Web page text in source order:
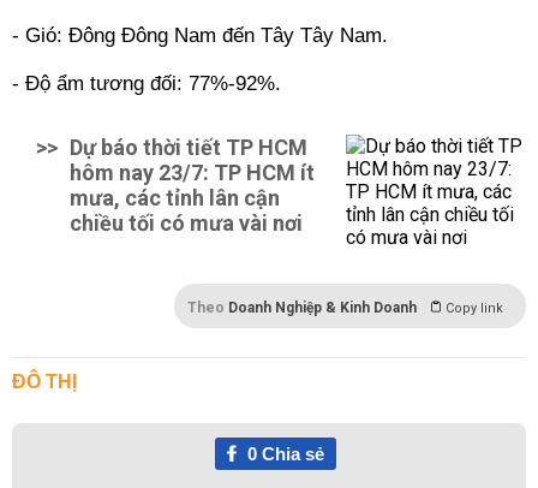
- Gió: Đông Đông Nam đến Tây Tây Nam.
- Độ ẩm tương đối: 77%-92%.
>> Dự báo thời tiết TP HCM
hôm nay 23/7: TP HCM ít
mưa, các tỉnh lân cận
chiều tối có mưa vài nơi
Theo Doanh Nghiệp & Kinh Doanh Copy link
ĐÔ THỊ
0Chia sẻ